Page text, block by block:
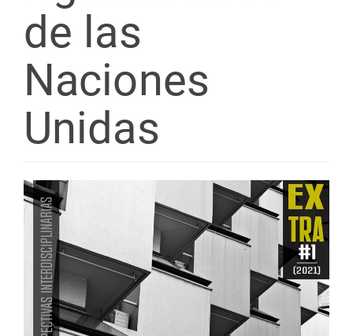
de las
Naciones
Unidas
Barra
lateral
del
artículo